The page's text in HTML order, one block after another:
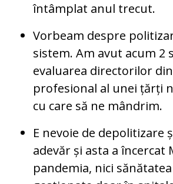
întâmplat anul trecut.
Vorbeam despre
sistem. Am avut acum 2
evaluarea directorilor
profesional al unei țărți
cu care să ne mândrim.
E nevoie de depolitizare
adevăr și asta a încercat
pandemia, nici